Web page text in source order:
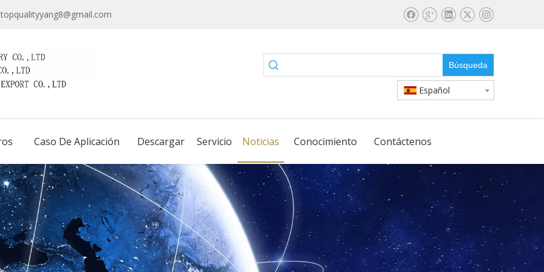
topqualityyang8@gmail.com
Búsqueda
Español
Caso De Aplicación Descargar Servicio Noticias Conocimiento Contáctenos